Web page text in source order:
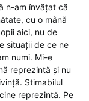
n-am învățat că
cu o mână
aici, nu de
situații de ce ne
numi. Mi-e
reprezintă și nu
Stimabilul
reprezintă. Pe